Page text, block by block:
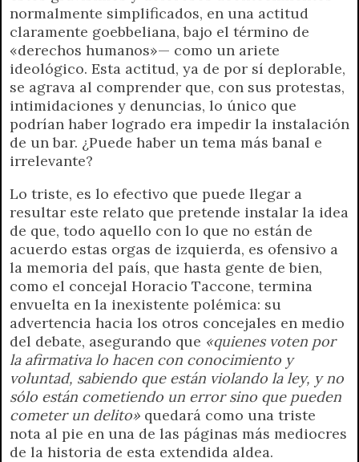
normalmente simplificados, en una actitud
claramente goebbeliana, bajo el término de
«derechos humanos»— como un ariete
ideológico. Esta actitud, ya de por sí deplorable,
se agrava al comprender que, con sus protestas,
intimidaciones y denuncias, lo único que
podrían haber logrado era impedir la instalación
de un bar. ¿Puede haber un tema más banal e
irrelevante?
Lo triste, es lo efectivo que puede llegar a
resultar este relato que pretende instalar la idea
de que, todo aquello con lo que no están de
acuerdo estas orgas de izquierda, es ofensivo a
la memoria del país, que hasta gente de bien,
como el concejal Horacio Taccone, termina
envuelta en la inexistente polémica: su
advertencia hacia los otros concejales en medio
del debate, asegurando que «quienes voten por
la afirmativa lo hacen con conocimiento y
voluntad, sabiendo que están violando la ley, y no
sólo están cometiendo un error sino que pueden
cometer un delito» quedará como una triste
nota al pie en una de las páginas más mediocres
de la historia de esta extendida aldea.